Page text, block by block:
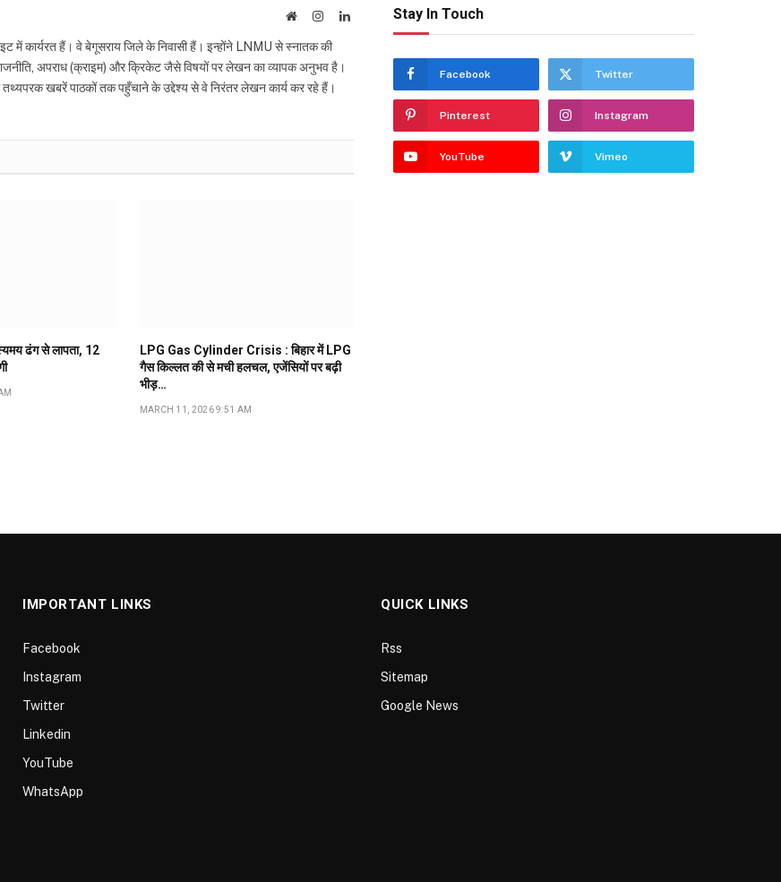
WebsiteInstagramLinkedIn
कार्यरत हैं। वे बेगूसराय जिले के निवासी हैं। इन्होंने LNMU से स्नातक की
अपराध (क्राइम) और क्रिकेट जैसे विषयों पर लेखन का व्यापक अनुभव है।
खबरें पाठकों तक पहुँचाने के उद्देश्य से वे निरंतर लेखन कार्य कर रहे हैं।
ढंग से लापता, 12
LPG Gas Cylinder Crisis : बिहार में LPG
गैस किल्लत की से मची हलचल, एजेंसियों पर बढ़ी
भीड़…
MARCH 11, 2026 9:51 AM
Stay In Touch
Facebook Twitter
Pinterest Instagram
YouTube Vimeo
IMPORTANT LINKS
Facebook
Instagram
Twitter
Linkedin
YouTube
WhatsApp
QUICK LINKS
Rss
Sitemap
Google News